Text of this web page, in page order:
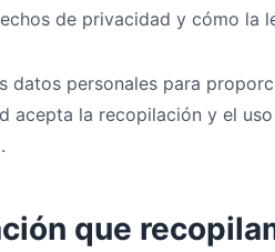
de privacidad y cómo la
datos personales para
acepta la recopilación y el
que